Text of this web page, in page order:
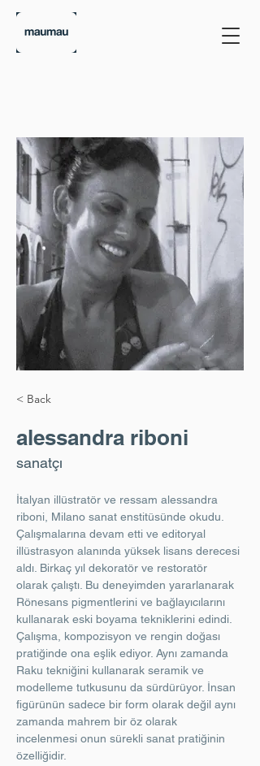
< Back
alessandra riboni
sanatçı
İtalyan illüstratör ve ressam alessandra
riboni, Milano sanat enstitüsünde okudu.
Çalışmalarına devam etti ve editoryal
illüstrasyon alanında yüksek lisans derecesi
aldı. Birkaç yıl dekoratör ve restoratör
olarak çalıştı. Bu deneyimden yararlanarak
Rönesans pigmentlerini ve bağlayıcılarını
kullanarak eski boyama tekniklerini edindi.
Çalışma, kompozisyon ve rengin doğası
pratiğinde ona eşlik ediyor. Aynı zamanda
Raku tekniğini kullanarak seramik ve
modelleme tutkusunu da sürdürüyor. İnsan
figürünün sadece bir form olarak değil aynı
zamanda mahrem bir öz olarak
incelenmesi onun sürekli sanat pratiğinin
özelliğidir.